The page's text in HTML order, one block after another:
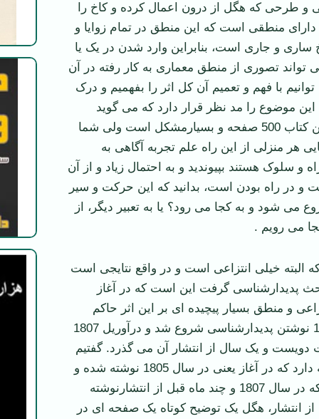
و طرحی که هگل از درون اعمال کرده و کاخ را
دارای منطقی است که این منطق در تمام زوایا و
ساری و جاری است، بنابراین وارد شدن در یک یا
تواند تصوری از منطق معماری به کار رفته در آن
با فهم و تعمیم آن کل اثر را بفهمیم و درک
موضوع را مد نظر قرار دارد که می گوید
درست است که این کتاب 500 صفحه و بسیارمشکل است ولی شما
هر منزلی از این راه علم تجربه آگاهی به
و سلوک هستند بپیوندید و به احتمال زیاد و از آن
و در راه بودن است، بدانید که این حرکت و سیر
می شود و به کجا می رود؟ یا به تعبیر دیگر، از
می رویم .
البته خیلی انتزاعی است و در واقع نتایجی است
پدیدارشناسی گرفت این است که در آغاز
و منطق بسیار پیچیده ای بر این اثر حاکم
است. از سال 1805 نوشتن پدیدارشناسی شروع شد و درآوریل 1807
و یک سال از انتشار آن می گذرد. گفتیم
که کتاب یک مقدمه دارد که در آغاز یعنی در سال 1805 نوشته شده و
یک پیشگفتار دارد که در سال 1807 و چند ماه قبل از انتشارنوشته
انتشار، هگل یک توضیح کوتاه یک صفحه ای در